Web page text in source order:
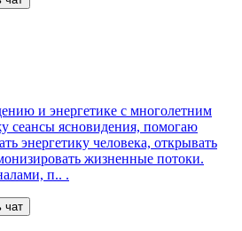
и энергетике с многолетним
сеансы ясновидения, помогаю
энергетику человека, открывать
жизненные потоки.
п.. .
чат